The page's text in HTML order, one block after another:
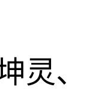
灵、